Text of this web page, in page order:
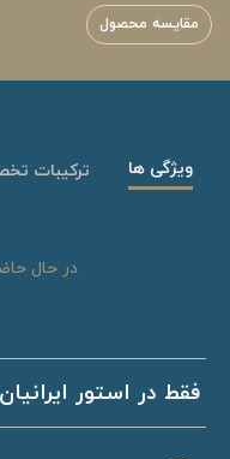
مقایسه محصول
ویژگی ها ترکیبات
در حال
فقط در استور ایرانیان